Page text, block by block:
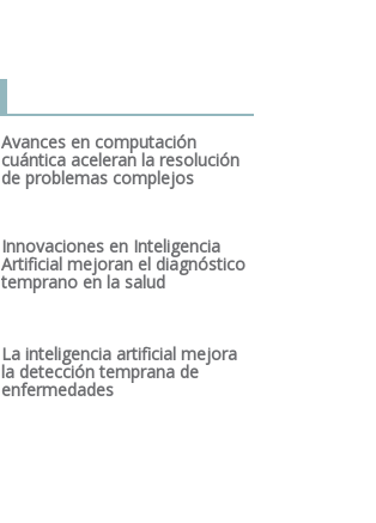
Avances en computación
cuántica aceleran la resolución
de problemas complejos
Innovaciones en Inteligencia
Artificial mejoran el diagnóstico
temprano en la salud
La inteligencia artificial mejora
la detección temprana de
enfermedades